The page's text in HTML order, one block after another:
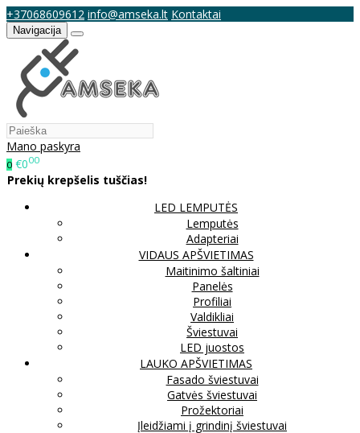
+37068609612 info@amseka.lt Kontaktai
Navigacija
Mano paskyra
0 €000
Prekių krepšelis tuščias!
LED LEMPUTĖS
Lemputės
Adapteriai
VIDAUS APŠVIETIMAS
Maitinimo šaltiniai
Panelės
Profiliai
Valdikliai
Šviestuvai
LED juostos
LAUKO APŠVIETIMAS
Fasado šviestuvai
Gatvės šviestuvai
Prožektoriai
Įleidžiami į grindinį šviestuvai